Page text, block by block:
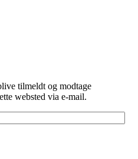
tilmeldt og modtage
websted via e-mail.